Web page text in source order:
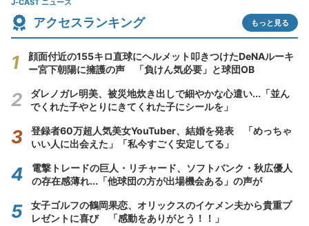
J-CAST ニュース
アクセスランキング もっと見る
顔面付近の155キロ直球にヘルメット叩きつけたDeNAルーキ
ー宮下朝陽に擁護の声 「負けん気必要」と球団OB
ダレノガレ明美、被災地炊き出しで細やかな心遣い...「並ん
でくれた子やとりにきてくれた子にシールを」
登録者60万超人気美女YouTuber、結婚を発表 「めっちゃ
いい人に出会えた」「私今すごく安定してる」
電撃トレードの巨人・リチャード、ソフトバンク・秋広優人
の存在感薄れ...「他球団の方が出場機会ある」の声が
女子ゴルフの鶴岡果恋、オリックスのイケメン夫から貴重プ
レゼントに喜び 「感動をありがとう！！」